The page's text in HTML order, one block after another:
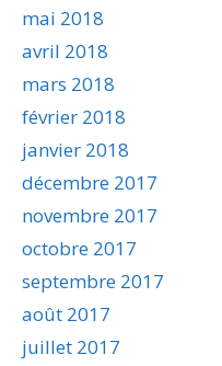
mai 2018
avril 2018
mars 2018
février 2018
janvier 2018
décembre 2017
novembre 2017
octobre 2017
septembre 2017
août 2017
juillet 2017